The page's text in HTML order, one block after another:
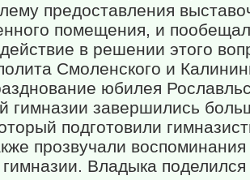
предоставления
помещения, и пообещал
в решении этого
Смоленского и
юбилея
гимназии завершились
подготовили
прозвучали воспоминания
Владыка поделился